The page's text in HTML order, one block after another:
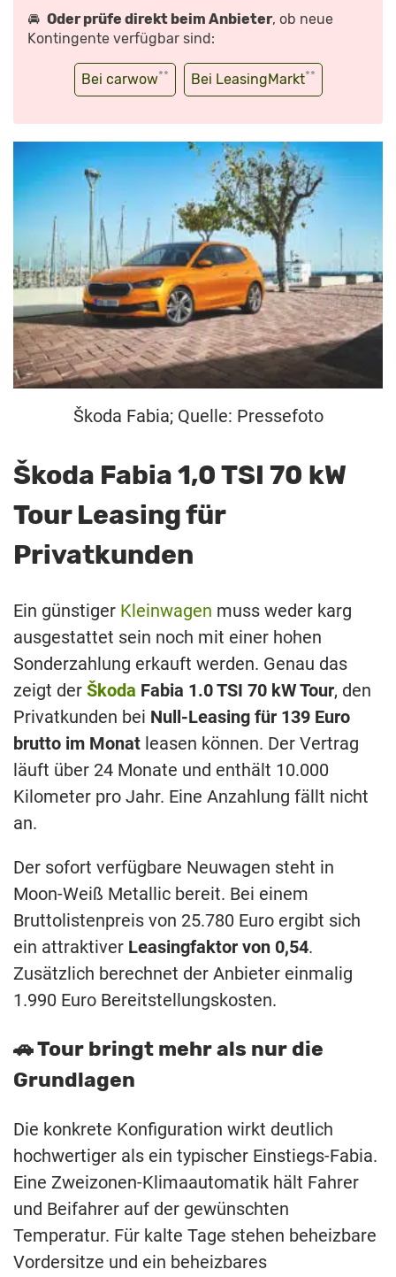
🚘 Oder prüfe direkt beim Anbieter, ob neue
Kontingente verfügbar sind:
Bei carwow** Bei LeasingMarkt**
Škoda Fabia; Quelle: Pressefoto
Škoda Fabia 1,0 TSI 70 kW
Tour Leasing für
Privatkunden
Ein günstiger Kleinwagen muss weder karg
ausgestattet sein noch mit einer hohen
Sonderzahlung erkauft werden. Genau das
zeigt der Škoda Fabia 1.0 TSI 70 kW Tour, den
Privatkunden bei Null-Leasing für 139 Euro
brutto im Monat leasen können. Der Vertrag
läuft über 24 Monate und enthält 10.000
Kilometer pro Jahr. Eine Anzahlung fällt nicht
an.
Der sofort verfügbare Neuwagen steht in
Moon-Weiß Metallic bereit. Bei einem
Bruttolistenpreis von 25.780 Euro ergibt sich
ein attraktiver Leasingfaktor von 0,54.
Zusätzlich berechnet der Anbieter einmalig
1.990 Euro Bereitstellungskosten.
🚗 Tour bringt mehr als nur die
Grundlagen
Die konkrete Konfiguration wirkt deutlich
hochwertiger als ein typischer Einstiegs-Fabia.
Eine Zweizonen-Klimaautomatik hält Fahrer
und Beifahrer auf der gewünschten
Temperatur. Für kalte Tage stehen beheizbare
Vordersitze und ein beheizbares